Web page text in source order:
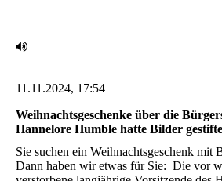
11.11.2024, 17:54
Weihnachtsgeschenke über die
Hannelore Humble hatte Bilder
Sie suchen ein Weihnachtsgeschenk mit
Dann haben wir etwas für Sie:‎ ‎ Die vor